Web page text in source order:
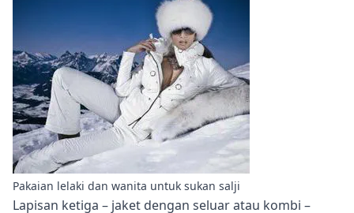
Pakaian lelaki dan wanita untuk sukan salji
Lapisan ketiga – jaket dengan seluar atau kombi –